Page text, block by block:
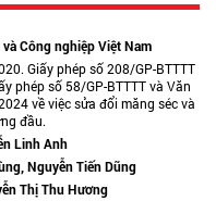
Công nghiệp Việt Nam
Giấy phép số 208/GP-BTTTT
phép số 58/GP-BTTTT và Văn
về việc sửa đổi măng séc và
đầu.
Linh Anh
Nguyễn Tiến Dũng
Thị Thu Hương